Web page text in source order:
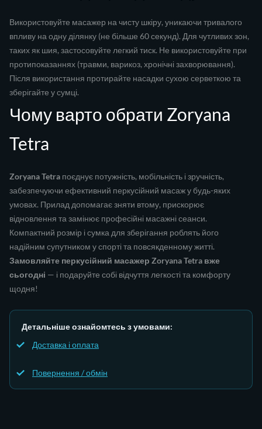
Використовуйте масажер на чисту шкіру, уникаючи тривалого
впливу на одну ділянку (не більше 60 секунд). Для чутливих зон,
таких як шия, застосовуйте легкий тиск. Не використовуйте при
протипоказаннях (травми, варикоз, хронічні захворювання).
Після використання протирайте насадки сухою серветкою та
зберігайте у сумці.
Чому варто обрати Zoryana
Tetra
Zoryana Tetra поєднує потужність, мобільність і зручність,
забезпечуючи ефективний перкусійний масаж у будь-яких
умовах. Прилад допомагає зняти втому, прискорює
відновлення та замінює професійні масажні сеанси.
Компактний розмір і сумка для зберігання роблять його
надійним супутником у спорті та повсякденному житті.
Замовляйте перкусійний масажер Zoryana Tetra вже
сьогодні — і подаруйте собі відчуття легкості та комфорту
щодня!
Детальніше ознайомтесь з умовами:
Доставка і оплата
Повернення / обмін